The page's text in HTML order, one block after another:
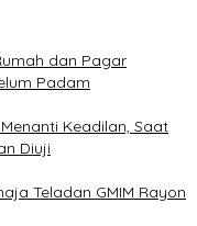
dan Pagar
Padam
Keadilan, Saat
Diuji
Teladan GMIM Rayon